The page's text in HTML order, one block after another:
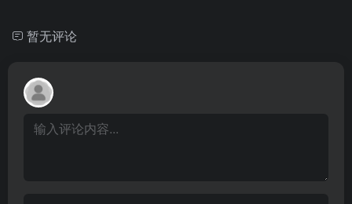
暂无评论